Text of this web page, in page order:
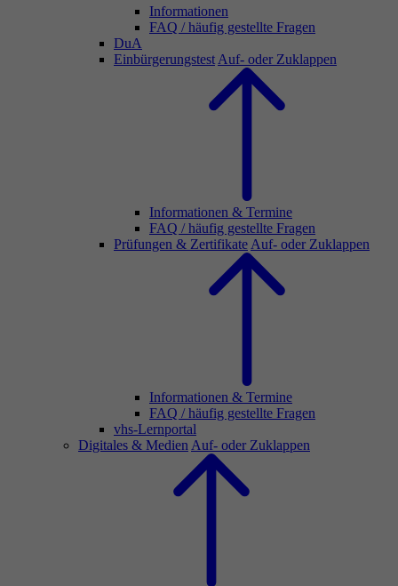
Informationen
FAQ / häufig gestellte Fragen
DuA
Einbürgerungstest Auf- oder Zuklappen
Informationen & Termine
FAQ / häufig gestellte Fragen
Prüfungen & Zertifikate Auf- oder Zuklappen
Informationen & Termine
FAQ / häufig gestellte Fragen
vhs-Lernportal
Digitales & Medien Auf- oder Zuklappen